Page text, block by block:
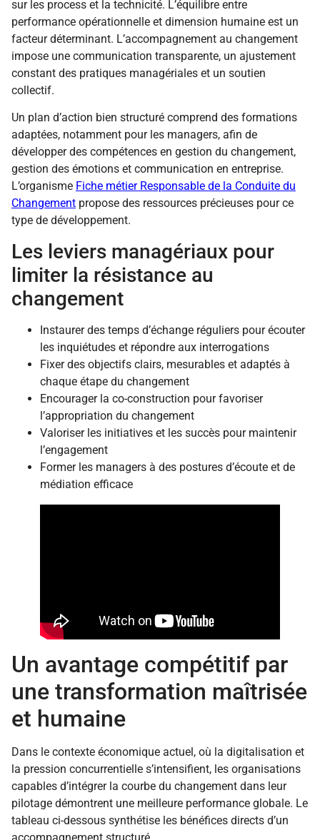
sur les process et la technicité. L’équilibre entre
performance opérationnelle et dimension humaine est un
facteur déterminant. L’accompagnement au changement
impose une communication transparente, un ajustement
constant des pratiques managériales et un soutien
collectif.
Un plan d’action bien structuré comprend des formations
adaptées, notamment pour les managers, afin de
développer des compétences en gestion du changement,
gestion des émotions et communication en entreprise.
L’organisme Fiche métier Responsable de la Conduite du
Changement propose des ressources précieuses pour ce
type de développement.
Les leviers managériaux pour
limiter la résistance au
changement
Instaurer des temps d’échange réguliers pour écouter
les inquiétudes et répondre aux interrogations
Fixer des objectifs clairs, mesurables et adaptés à
chaque étape du changement
Encourager la co-construction pour favoriser
l’appropriation du changement
Valoriser les initiatives et les succès pour maintenir
l’engagement
Former les managers à des postures d’écoute et de
médiation efficace
Un avantage compétitif par
une transformation maîtrisée
et humaine
Dans le contexte économique actuel, où la digitalisation et
la pression concurrentielle s’intensifient, les organisations
capables d’intégrer la courbe du changement dans leur
pilotage démontrent une meilleure performance globale. Le
tableau ci-dessous synthétise les bénéfices directs d’un